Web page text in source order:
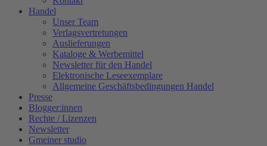
Handel
Unser Team
Verlagsvertretungen
Auslieferungen
Kataloge & Werbemittel
Newsletter für den Handel
Elektronische Leseexemplare
Allgemeine Geschäftsbedingungen Handel
Presse
Blogger:innen
Rechte / Lizenzen
Newsletter
Gmeiner studio